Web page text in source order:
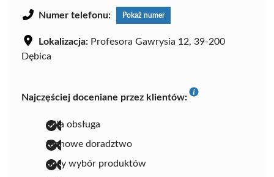
Numer telefonu: Pokaż numer
Lokalizacja: Profesora Gawrysia 12, 39-200
Dębica
Najczęściej doceniane przez klientów:
miła obsługa
fachowe doradztwo
duży wybór produktów